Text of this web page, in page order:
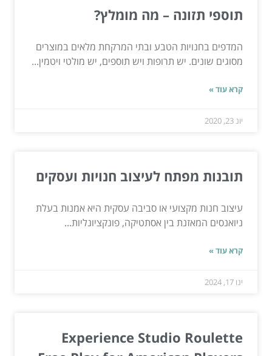
תוספי תזונה – מה מומלץ?
המדפים בחנויות הטבע ובתי המרקחת מלאים במוצרים
מסוגים שונים. יש תרופות ויש תוספים, יש מולטי ויטמין...
קרא עוד »
יונ 23, 2020
תובנות מפתח לעיצוב חנויות ועסקים
עיצוב חנות מקצועי או סביבה עסקית היא אמנות בעלת
ניואנסים המאזנת בין אסתטיקה, פונקציונליות...
קרא עוד »
ינו 17, 2024
Experience Studio Roulette